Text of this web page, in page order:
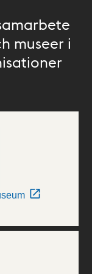
museer i